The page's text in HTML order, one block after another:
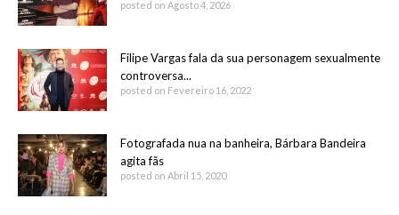
posted on Agosto 4, 2026
Filipe Vargas fala da sua personagem sexualmente
controversa...
posted on Fevereiro 16, 2022
Fotografada nua na banheira, Bárbara Bandeira
agita fãs
posted on Abril 15, 2020